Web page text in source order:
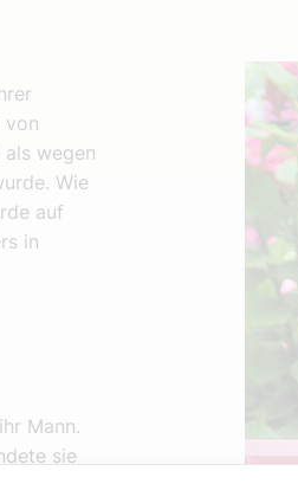
von
wegen
Wie
auf
in
Mann.
sie
auf